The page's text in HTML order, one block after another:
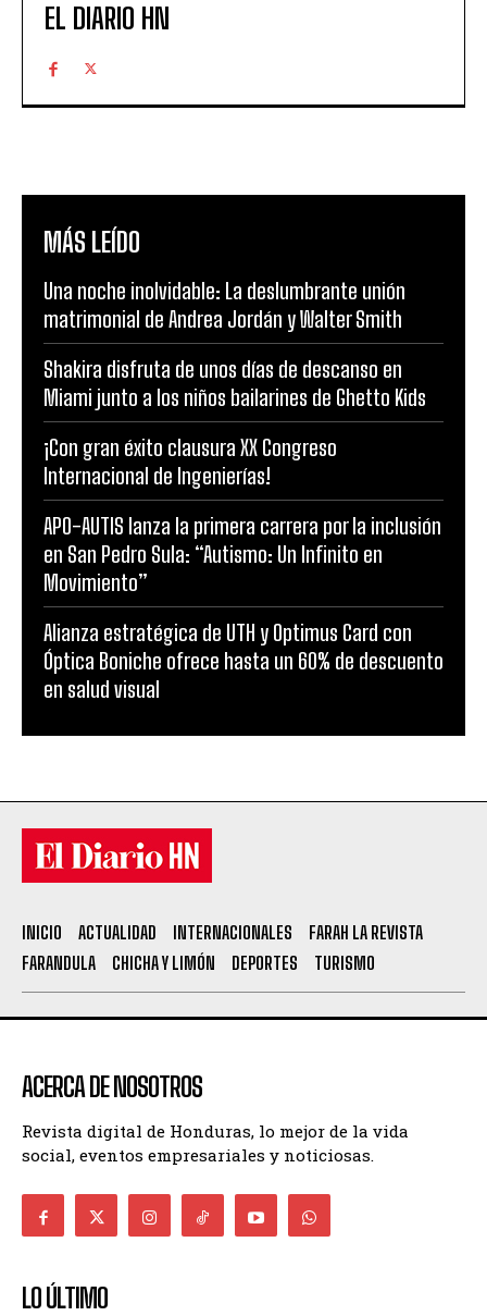
EL DIARIO HN
MÁS LEÍDO
Una noche inolvidable: La deslumbrante unión
matrimonial de Andrea Jordán y Walter Smith
Shakira disfruta de unos días de descanso en
Miami junto a los niños bailarines de Ghetto Kids
¡Con gran éxito clausura XX Congreso
Internacional de Ingenierías!
APO-AUTIS lanza la primera carrera por la inclusión
en San Pedro Sula: “Autismo: Un Infinito en
Movimiento”
Alianza estratégica de UTH y Optimus Card con
Óptica Boniche ofrece hasta un 60% de descuento
en salud visual
INICIO ACTUALIDAD INTERNACIONALES
FARAH LA REVISTA
FARANDULA
CHICHA Y LIMÓN DEPORTES TURISMO
ACERCA DE NOSOTROS
Revista digital de Honduras, lo mejor de la vida
social, eventos empresariales y noticiosas.
LO ÚLTIMO